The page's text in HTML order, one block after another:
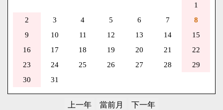
1
2
3 4 5 6 7
8
9
10 11 12 13 14
15
16
17 18 19 20 21
22
23
24 25 26 27 28
29
30
31